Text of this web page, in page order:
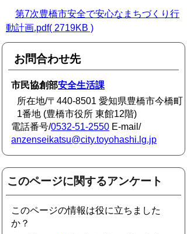
第7次豊橋市安全で安心なまちづくり行
動計画.pdf( 2719KB )
お問合わせ先
市民協創部安全生活課
所在地/〒440-8501 愛知県豊橋市今橋町
1番地 (豊橋市役所 東館12階)
電話番号/0532-51-2550 E-mail/
anzenseikatsu@city.toyohashi.lg.jp
このページに関するアンケート
このページの情報は役に立ちました
か？